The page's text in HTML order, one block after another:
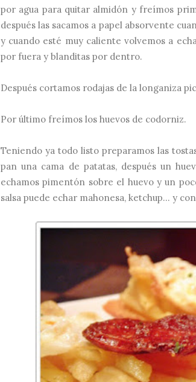
por agua para quitar almidón y freímos
después las sacamos a papel absorvente
y cuando esté muy caliente volvemos a
por fuera y blanditas por dentro.
Después cortamos rodajas de la longaniza
Por último freímos los huevos de codorniz.
Teniendo ya todo listo preparamos las
pan una cama de patatas, después un
echamos pimentón sobre el huevo y un
salsa puede echar mahonesa, ketchup... y